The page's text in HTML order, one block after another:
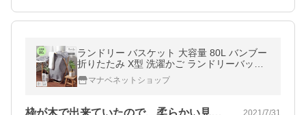
ランドリー バスケット 大容量 80L バンブー
折りたたみ X型 洗濯かご ランドリーバッグ
洗面 バスルーム ランドリーバスケット コン
フィーマナベネットショップ
枠が木で出来ていたので、柔らかい見た目… 2021/7/31